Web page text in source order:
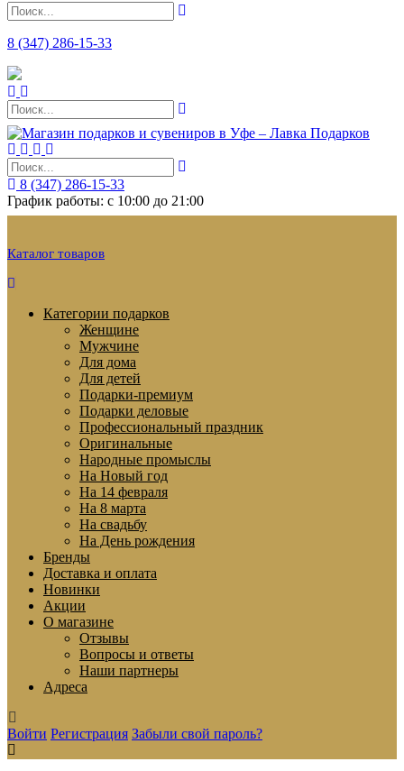
8 (347) 286-15-33
8 (347) 286-15-33
График работы: с 10:00 до 21:00
Каталог товаров
Категории подарков
Женщине
Мужчине
Для дома
Для детей
Подарки-премиум
Подарки деловые
Профессиональный праздник
Оригинальные
Народные промыслы
На Новый год
На 14 февраля
На 8 марта
На свадьбу
На День рождения
Бренды
Доставка и оплата
Новинки
Акции
О магазине
Отзывы
Вопросы и ответы
Наши партнеры
Адреса
Войти Регистрация Забыли свой пароль?